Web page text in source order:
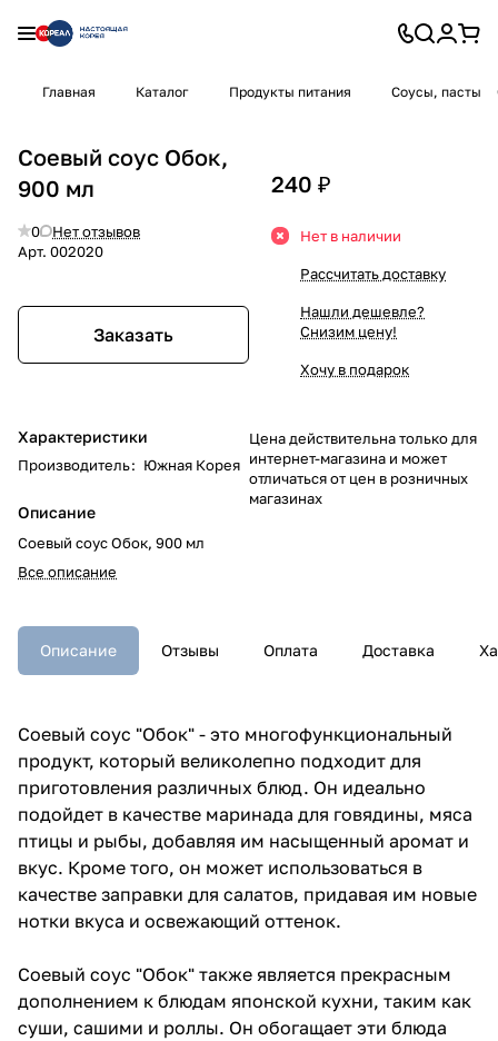
Главная Каталог Продукты питания Соусы, пасты
Соевый соус Обок,
900 мл
0
Нет отзывов
Арт. 002020
Заказать
Характеристики
Производитель: Южная Корея
Описание
Соевый соус Обок, 900 мл
Все описание
240 ₽
Нет в наличии
Рассчитать доставку
Нашли дешевле?
Снизим цену!
Хочу в подарок
Цена действительна только для
интернет-магазина и может
отличаться от цен в розничных
магазинах
Описание Отзывы Оплата Доставка
Соевый соус "Обок" - это многофункциональный
продукт, который великолепно подходит для
приготовления различных блюд. Он идеально
подойдет в качестве маринада для говядины, мяса
птицы и рыбы, добавляя им насыщенный аромат и
вкус. Кроме того, он может использоваться в
качестве заправки для салатов, придавая им новые
нотки вкуса и освежающий оттенок.
Соевый соус "Обок" также является прекрасным
дополнением к блюдам японской кухни, таким как
суши, сашими и роллы. Он обогащает эти блюда